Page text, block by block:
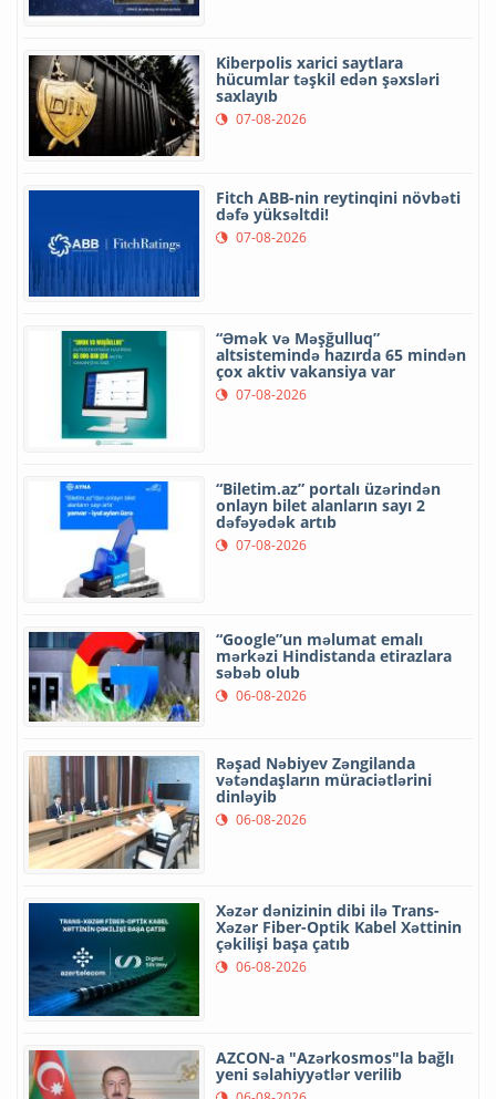
Kiberpolis xarici saytlara
hücumlar təşkil edən şəxsləri
saxlayıb
07-08-2026
Fitch ABB-nin reytinqini növbəti
dəfə yüksəltdi!
07-08-2026
“Əmək və Məşğulluq”
altsistemində hazırda 65 mindən
çox aktiv vakansiya var
07-08-2026
“Biletim.az” portalı üzərindən
onlayn bilet alanların sayı 2
dəfəyədək artıb
07-08-2026
“Google”un məlumat emalı
mərkəzi Hindistanda etirazlara
səbəb olub
06-08-2026
Rəşad Nəbiyev Zəngilanda
vətəndaşların müraciətlərini
dinləyib
06-08-2026
Xəzər dənizinin dibi ilə Trans-
Xəzər Fiber-Optik Kabel Xəttinin
çəkilişi başa çatıb
06-08-2026
AZCON-a "Azərkosmos"la bağlı
yeni səlahiyyətlər verilib